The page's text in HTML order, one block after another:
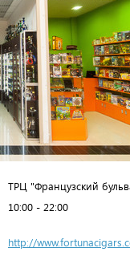
ТРЦ "Французский
10:00 - 22:00
http://